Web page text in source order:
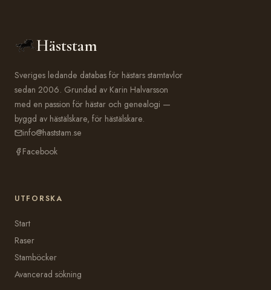
Häststam
Sveriges ledande databas för hästars stamtavlor
sedan 2006. Grundad av Karin Halvarsson
med en passion för hästar och genealogi —
byggd av hästälskare, för hästälskare.
info@haststam.se
Facebook
UTFORSKA
Start
Raser
Stamböcker
Avancerad sökning